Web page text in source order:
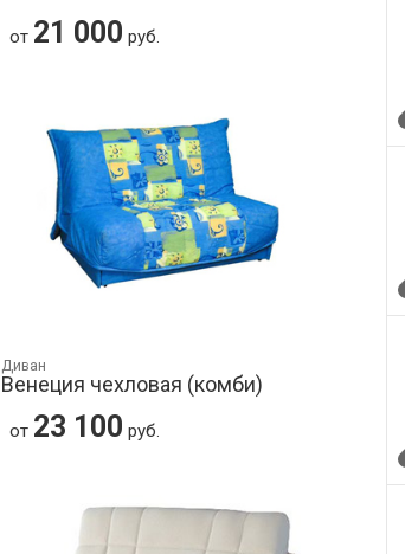
от 21 000 руб.
Диван
Венеция чехловая (комби)
от 23 100 руб.